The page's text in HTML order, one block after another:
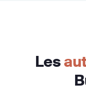
Les